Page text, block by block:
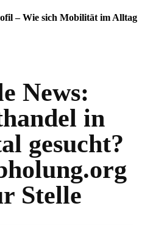
– Wie sich Mobilität im Alltag
News:
in
gesucht?
Stelle